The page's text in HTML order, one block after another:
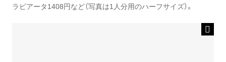
ラビアータ1408円など（写真は1人分用のハーフサイズ）。